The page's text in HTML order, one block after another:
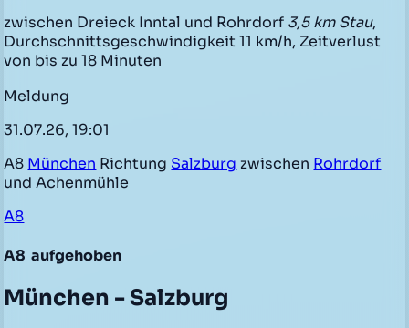
zwischen Dreieck Inntal und Rohrdorf 3,5 km Stau,
Durchschnittsgeschwindigkeit 11 km/h, Zeitverlust
von bis zu 18 Minuten
Meldung
31.07.26, 19:01
A8 München Richtung Salzburg zwischen Rohrdorf
und Achenmühle
A8
A8 aufgehoben
München - Salzburg